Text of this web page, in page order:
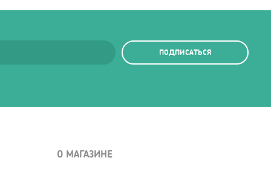
ПОДПИСАТЬСЯ
О МАГАЗИНЕ